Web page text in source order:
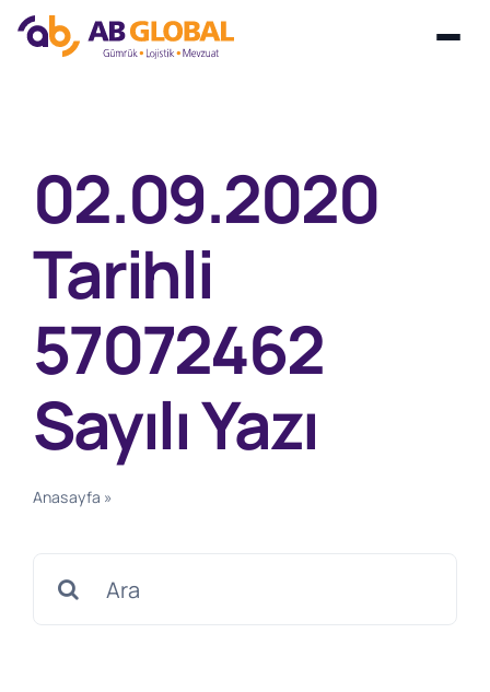
02.09.2020
Tarihli
57072462
Sayılı Yazı
Anasayfa »